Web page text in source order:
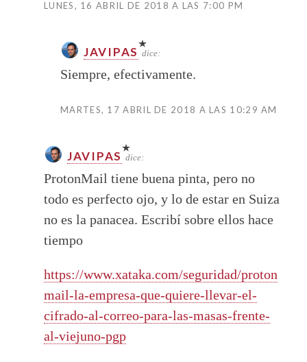
LUNES, 16 ABRIL DE 2018 A LAS 7:00 PM
JAVIPAS dice:
Siempre, efectivamente.
MARTES, 17 ABRIL DE 2018 A LAS 10:29 AM
JAVIPAS dice:
ProtonMail tiene buena pinta, pero no
todo es perfecto ojo, y lo de estar en Suiza
no es la panacea. Escribí sobre ellos hace
tiempo
https://www.xataka.com/seguridad/proton
mail-la-empresa-que-quiere-llevar-el-
cifrado-al-correo-para-las-masas-frente-
al-viejuno-pgp